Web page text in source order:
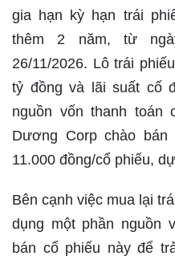
gia hạn kỳ hạn trái
thêm 2 năm, từ
26/11/2026. Lô trái
tỷ đồng và lãi suất cố
nguồn vốn thanh toán
Dương Corp chào
11.000 đồng/cổ phiếu,
Bên cạnh việc mua lại
dụng một phần nguồn
bán cổ phiếu này để